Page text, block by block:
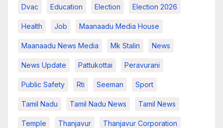
Dvac Education Election Election 2026
Health Job Maanaadu Media House
Maanaadu News Media Mk Stalin News
News Update Pattukottai Peravurani
Public Safety Rti Seeman Sport
Tamil Nadu Tamil Nadu News Tamil News
Temple Thanjavur Thanjavur Corporation